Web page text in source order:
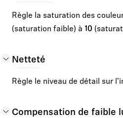
Règle la saturation des
(saturation faible) à 10
Netteté
Règle le niveau de détail sur
Compensation de faible